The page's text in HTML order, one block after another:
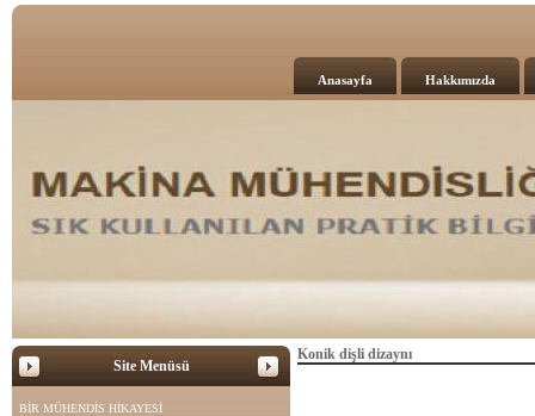
Anasayfa Hakkımızda
Site Menüsü
BİR MÜHENDİS HİKAYESİ
Konik dişli dizaynı